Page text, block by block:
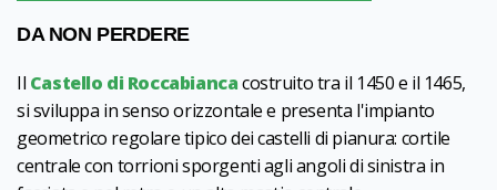
DA NON PERDERE
Il Castello di Roccabiancacostruito tra il 1450 e il 1465,
si sviluppa in senso orizzontale e presenta l'impianto
geometrico regolare tipico dei castelli di pianura: cortile
centrale con torrioni sporgenti agli angoli di sinistra in